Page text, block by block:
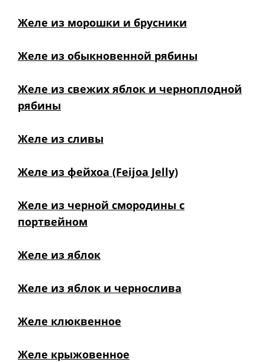
Желе из морошки и брусники
Желе из обыкновенной рябины
Желе из свежих яблок и черноплодной
рябины
Желе из сливы
Желе из фейхоа (Feijoa Jelly)
Желе из черной смородины с
портвейном
Желе из яблок
Желе из яблок и чернослива
Желе клюквенное
Желе крыжовенное